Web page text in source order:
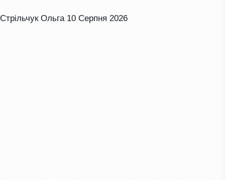
Стрільчук Ольга 10 Серпня 2026